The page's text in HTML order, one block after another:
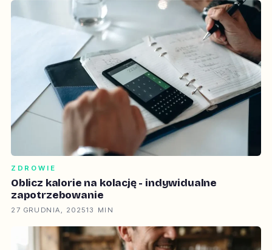
ZDROWIE
Oblicz kalorie na kolację - indywidualne
zapotrzebowanie
27 GRUDNIA, 202513 MIN